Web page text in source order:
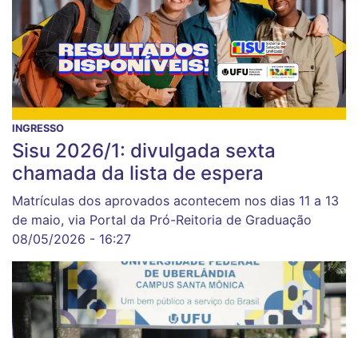
INGRESSO
Sisu 2026/1: divulgada sexta
chamada da lista de espera
Matrículas dos aprovados acontecem nos dias 11 a 13
de maio, via Portal da Pró-Reitoria de Graduação
08/05/2026 - 16:27